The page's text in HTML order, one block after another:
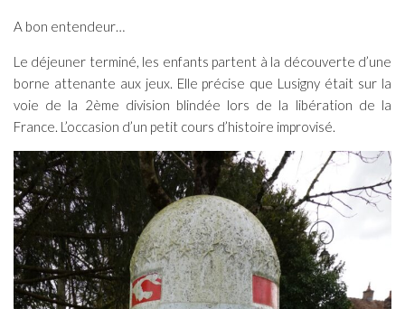
A bon entendeur…
Le déjeuner terminé, les enfants partent à la découverte d’une
borne attenante aux jeux. Elle précise que Lusigny était sur la
voie de la 2ème division blindée lors de la libération de la
France. L’occasion d’un petit cours d’histoire improvisé.